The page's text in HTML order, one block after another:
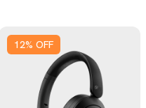
12% OFF